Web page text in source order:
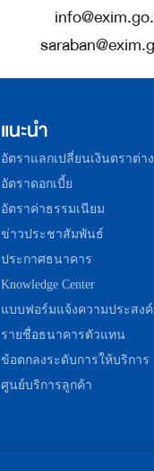
แนะนำ
อัตราแลกเปลี่ยนเงินตราต่า
อัตราดอกเบี้ย
อัตราค่าธรรมเนียม
ข่าวประชาสัมพันธ์
ประกาศธนาคาร
Knowledge Center
แบบฟอร์มแจ้งความประสง
รายชื่อธนาคารตัวแทน
ข้อตกลงระดับการให้บริการ
ศูนย์บริการลูกค้า